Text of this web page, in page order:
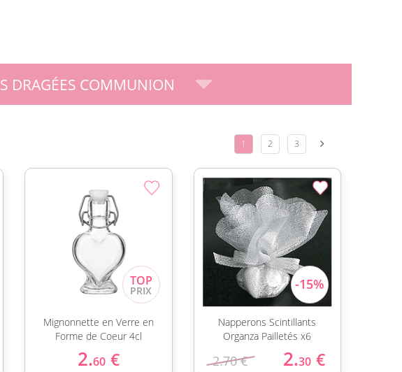
DRAGÉES COMMUNION
1 2 3
Mignonnette en Verre en
Forme de Coeur 4cl
2.60 €
Napperons Scintillants
Organza Pailletés x6
2.70 € 2.30 €